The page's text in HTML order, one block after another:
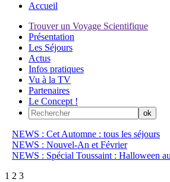
Accueil
Trouver un Voyage Scientifique
Présentation
Les Séjours
Actus
Infos pratiques
Vu à la TV
Partenaires
Le Concept !
NEWS : Cet Automne : tous les séjours
NEWS : Nouvel-An et Février
NEWS : Spécial Toussaint : Halloween
1 2 3